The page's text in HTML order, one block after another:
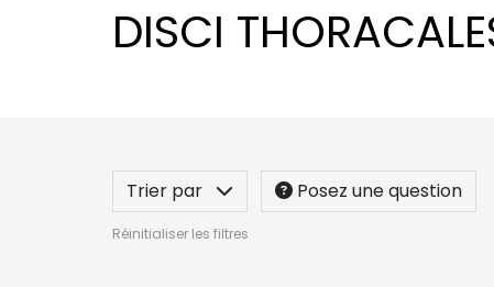
DISCI
Trier par Posez une question
Réinitialiser les filtres